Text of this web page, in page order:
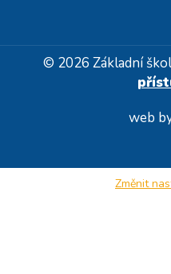
© 2026 Základní
web
Změnit